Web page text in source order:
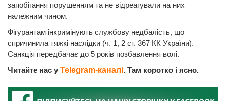
запобігання порушенням та не відреагували на них
належним чином.
Фігурантам інкримінують службову недбалість, що
спричинила тяжкі наслідки (ч. 1, 2 ст. 367 КК України).
Санкція передбачає до 5 років позбавлення волі.
Читайте нас у Telegram-каналі. Там коротко і ясно.